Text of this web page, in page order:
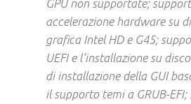
GPU non supportate;
accelerazione hardware su
grafica Intel HD e G45;
UEFI e l’installazione su
di installazione della GUI
il supporto temi a GRUB-